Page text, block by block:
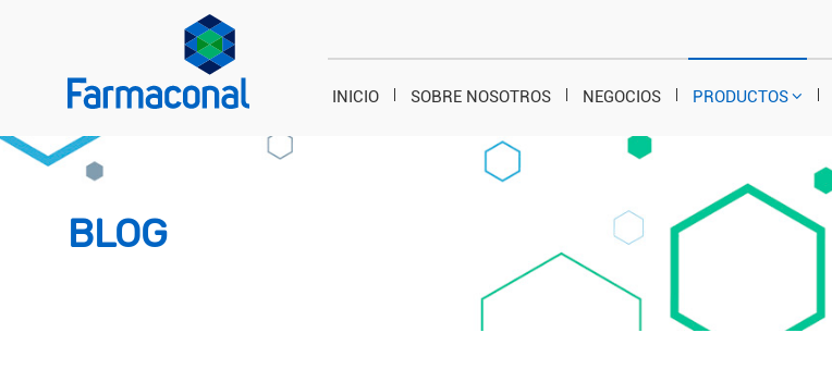
INICIO SOBRE NOSOTROS NEGOCIOS PRODUCTOS
BLOG